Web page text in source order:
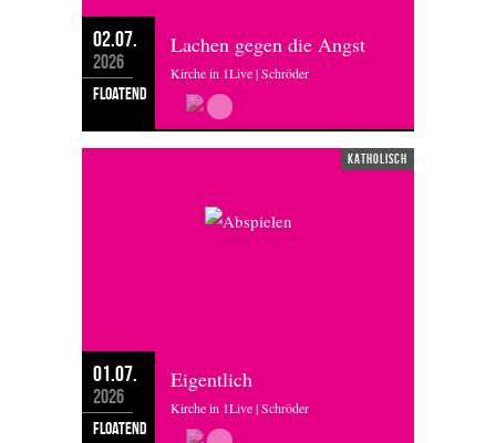
02.07.
2026
floatend
Lachen gegen die Angst
Kirche in 1Live | Schröder
katholisch
01.07.
2026
floatend
Eigentlich
Kirche in 1Live | Schröder